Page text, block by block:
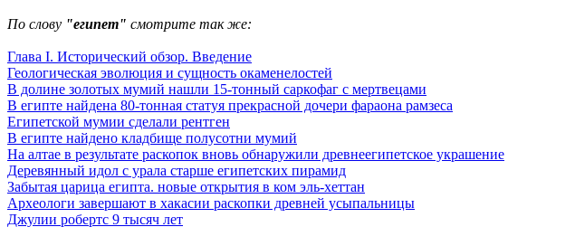
По слову "египет" смотрите так же:
Глава I. Исторический обзор. Введение
Геологическая эволюция и сущность окаменелостей
В долине золотых мумий нашли 15-тонный саркофаг с мертвецами
В египте найдена 80-тонная статуя прекрасной дочери фараона рамзеса
Египетской мумии сделали рентген
В египте найдено кладбище полусотни мумий
На алтае в результате раскопок вновь обнаружили древнеегипетское украшение
Деревянный идол с урала старше египетских пирамид
Забытая царица египта. новые открытия в ком эль-хеттан
Археологи завершают в хакасии раскопки древней усыпальницы
Джулии робертс 9 тысяч лет